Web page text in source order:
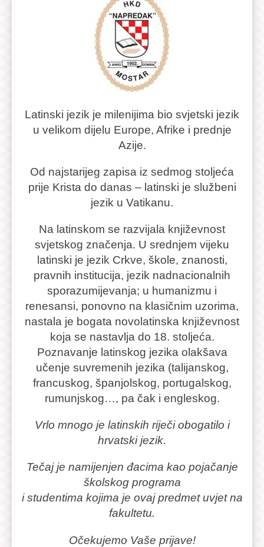
Latinski jezik je milenijima bio svjetski jezik
u velikom dijelu Europe, Afrike i prednje
Azije.
Od najstarijeg zapisa iz sedmog stoljeća
prije Krista do danas – latinski je službeni
jezik u Vatikanu.
Na latinskom se razvijala književnost
svjetskog značenja. U srednjem vijeku
latinski je jezik Crkve, škole, znanosti,
pravnih institucija, jezik nadnacionalnih
sporazumijevanja; u humanizmu i
renesansi, ponovno na klasičnim uzorima,
nastala je bogata novolatinska književnost
koja se nastavlja do 18. stoljeća.
Poznavanje latinskog jezika olakšava
učenje suvremenih jezika (talijanskog,
francuskog, španjolskog, portugalskog,
rumunjskog…, pa čak i engleskog.
Vrlo mnogo je latinskih riječi obogatilo i
hrvatski jezik.
Tečaj je namijenjen đacima kao pojačanje
školskog programa
i studentima kojima je ovaj predmet uvjet na
fakultetu.
Očekujemo Vaše prijave!